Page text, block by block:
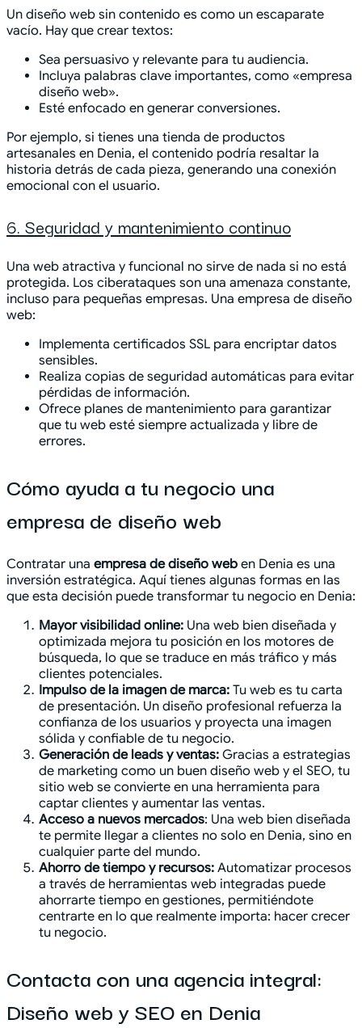
Un diseño web sin contenido es como un escaparate
vacío. Hay que crear textos:
Sea persuasivo y relevante para tu audiencia.
Incluya palabras clave importantes, como «empresa
diseño web».
Esté enfocado en generar conversiones.
Por ejemplo, si tienes una tienda de productos
artesanales en Denia, el contenido podría resaltar la
historia detrás de cada pieza, generando una conexión
emocional con el usuario.
6. Seguridad y mantenimiento continuo
Una web atractiva y funcional no sirve de nada si no está
protegida. Los ciberataques son una amenaza constante,
incluso para pequeñas empresas. Una empresa de diseño
web:
Implementa certificados SSL para encriptar datos
sensibles.
Realiza copias de seguridad automáticas para evitar
pérdidas de información.
Ofrece planes de mantenimiento para garantizar
que tu web esté siempre actualizada y libre de
errores.
Cómo ayuda a tu negocio una
empresa de diseño web
Contratar una empresa de diseño web en Denia es una
inversión estratégica. Aquí tienes algunas formas en las
que esta decisión puede transformar tu negocio en Denia:
Mayor visibilidad online: Una web bien diseñada y
optimizada mejora tu posición en los motores de
búsqueda, lo que se traduce en más tráfico y más
clientes potenciales.
Impulso de la imagen de marca: Tu web es tu carta
de presentación. Un diseño profesional refuerza la
confianza de los usuarios y proyecta una imagen
sólida y confiable de tu negocio.
Generación de leads y ventas: Gracias a estrategias
de marketing como un buen diseño web y el SEO, tu
sitio web se convierte en una herramienta para
captar clientes y aumentar las ventas.
Acceso a nuevos mercados: Una web bien diseñada
te permite llegar a clientes no solo en Denia, sino en
cualquier parte del mundo.
Ahorro de tiempo y recursos: Automatizar procesos
a través de herramientas web integradas puede
ahorrarte tiempo en gestiones, permitiéndote
centrarte en lo que realmente importa: hacer crecer
tu negocio.
Contacta con una agencia integral:
Diseño web y SEO en Denia